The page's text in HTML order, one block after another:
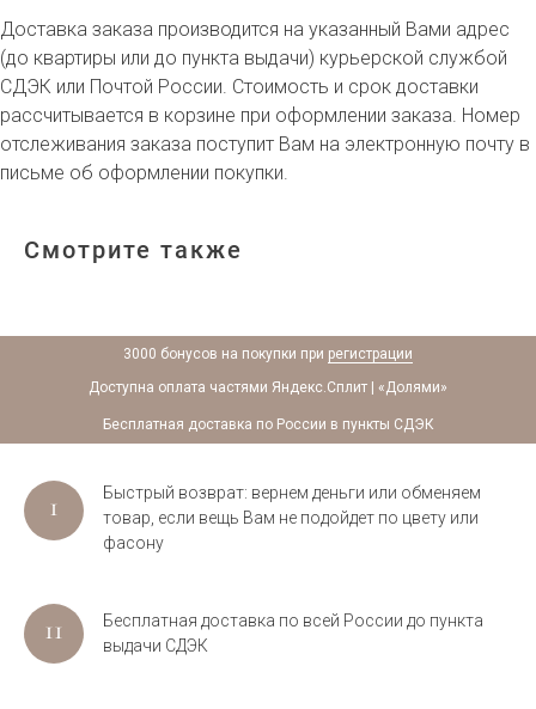
Доставка заказа производится на указанный Вами адрес
(до квартиры или до пункта выдачи) курьерской службой
СДЭК или Почтой России. Стоимость и срок доставки
рассчитывается в корзине при оформлении заказа. Номер
отслеживания заказа поступит Вам на электронную почту в
письме об оформлении покупки.
Смотрите также
3000 бонусов на покупки при регистрации
Доступна оплата частями Яндекс.Сплит | «Долями»
Бесплатная доставка по России в пункты СДЭК
Быстрый возврат: вернем деньги или обменяем
товар, если вещь Вам не подойдет по цвету или
фасону
Бесплатная доставка по всей России до пункта
выдачи СДЭК